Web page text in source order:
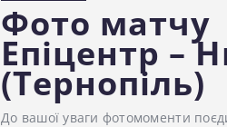
Фото матчу
Епіцентр –
(Тернопіль)
До вашої уваги фотомоменти